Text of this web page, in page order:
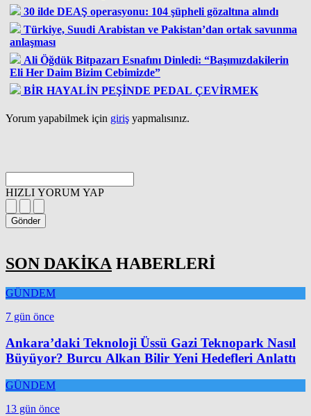
30 ilde DEAŞ operasyonu: 104 şüpheli gözaltına alındı
Türkiye, Suudi Arabistan ve Pakistan’dan ortak savunma
anlaşması
Ali Öğdük Bitpazarı Esnafını Dinledi: “Başımızdakilerin
Eli Her Daim Bizim Cebimizde”
BİR HAYALİN PEŞİNDE PEDAL ÇEVİRMEK
Yorum yapabilmek için giriş yapmalısınız.
HIZLI YORUM YAP
Gönder
SON DAKİKA HABERLERİ
GÜNDEM
7 gün önce
Ankara’daki Teknoloji Üssü Gazi Teknopark Nasıl
Büyüyor? Burcu Alkan Bilir Yeni Hedefleri Anlattı
GÜNDEM
13 gün önce